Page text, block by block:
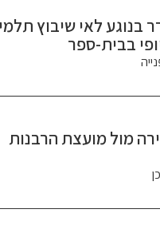
בנוגע לאי שיבוץ
בבית-ספר
מול מועצת הרבנות